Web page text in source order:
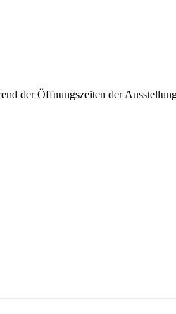
der Öffnungszeiten der